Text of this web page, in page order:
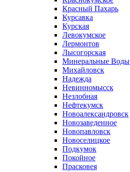
Красный Пахарь
Курсавка
Курская
Левокумское
Лермонтов
Лысогорская
Минеральные Воды
Михайловск
Надежда
Невинномысск
Незлобная
Нефтекумск
Новоалександровск
Новозаведенное
Новопавловск
Новоселицкое
Подкумок
Покойное
Прасковея